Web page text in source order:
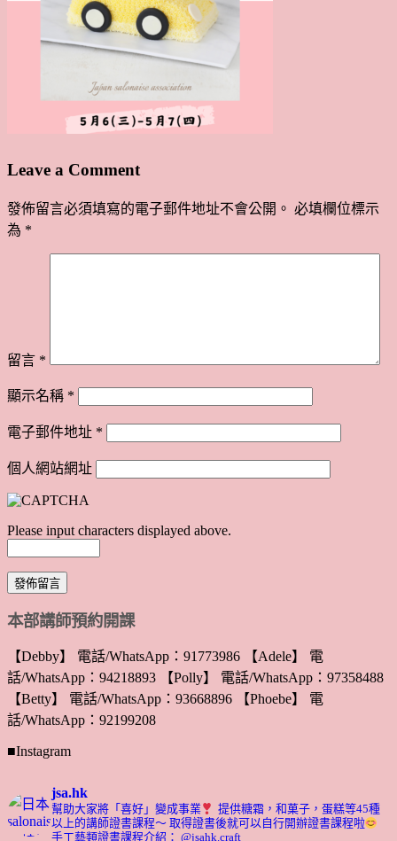
Leave a Comment
發佈留言必須填寫的電子郵件地址不會公開。 必填欄位標示
為 *
留言 *
顯示名稱 *
電子郵件地址 *
個人網站網址
Please input characters displayed above.
本部講師預約開課
【Debby】 電話/WhatsApp：91773986 【Adele】 電
話/WhatsApp：94218893 【Polly】 電話/WhatsApp：97358488
【Betty】 電話/WhatsApp：93668896 【Phoebe】 電
話/WhatsApp：92199208
■Instagram
jsa.hk
幫助大家將「喜好」變成事業
提供糖霜，和菓子，蛋糕等45種
以上的講師證書課程～ 取得證書後就可以自行開辦證書課程啦
手工藝類證書課程介紹： @jsahk.craft